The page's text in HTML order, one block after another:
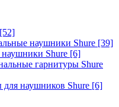
[52]
наушники Shure [39]
Shure [6]
гарнитуры Shure
для наушников Shure [6]